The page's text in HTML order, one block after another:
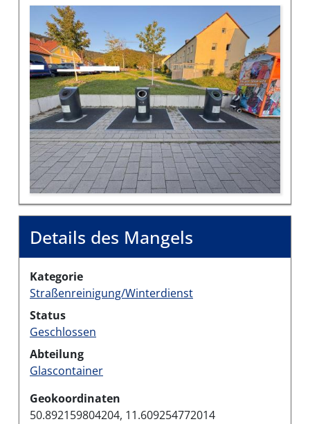
Bilder des Mangels
Details des Mangels
Kategorie
Straßenreinigung/Winterdienst
Status
Geschlossen
Abteilung
Glascontainer
Geokoordinaten
50.892159804204, 11.609254772014